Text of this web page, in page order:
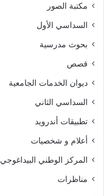
مكتبة الصور
السداسي الأول
بحوث مدرسية
قصص
ديوان الخدمات الجامعية
السداسي الثاني
تطبيقات أندرويد
أعلام و شخصيات
المركز الوطني البيداغوجي
مناظرات